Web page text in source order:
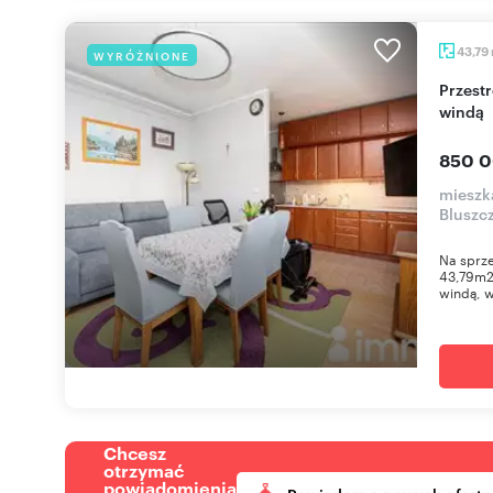
WYRÓŻNIONE 43,79
Przestronne 2-pokojowe mieszkanie z balkonem i
windą
850
Na
windą,
Chcesz
otrzymać
powiadomienia